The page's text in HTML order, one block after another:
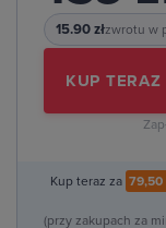
15.90 złzwrotu w
KUP TERAZ
Kup teraz za 79,50
(przy zakupach za